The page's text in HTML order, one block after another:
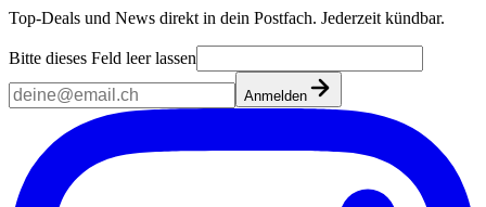
Top-Deals und News direkt in dein Postfach. Jederzeit kündbar.
Bitte dieses Feld leer lassen
Anmelden